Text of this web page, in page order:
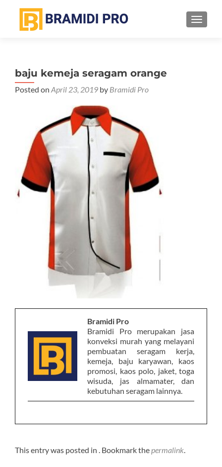
baju kemeja seragam orange
Posted on April 23, 2019 by Bramidi Pro
Bramidi Pro
Bramidi Pro merupakan jasa
konveksi murah yang melayani
pembuatan seragam kerja,
kemeja, baju karyawan, kaos
promosi, kaos polo, jaket, toga
wisuda, jas almamater, dan
kebutuhan seragam lainnya.
This entry was posted in . Bookmark thepermalink.